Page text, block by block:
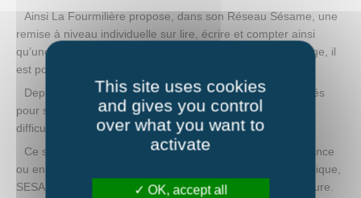
Ainsi La Fourmilière propose, dans son Réseau Sésame, une
remise à niveau individuelle sur lire, écrire et compter ainsi
qu’une initiation sur l’ordinateur (savoirs de base). A tout âge, il
est possible d’apprendre ou de réapprendre.
Depuis 2007, SESAME est un réseau de bénévoles formés
pour soutenir les personnes en situation d’illettrisme ou en
difficulté avec les savoirs de base.
Ce service s’adresse à ceux qui ont été scolarisés en France
ou en langue française à l’étranger. Puisque chacun est unique,
SESAME propose un accompagnement individuel sur mesure.
This site uses cookies
and gives you control
over what you want to
activate
OK, accept all